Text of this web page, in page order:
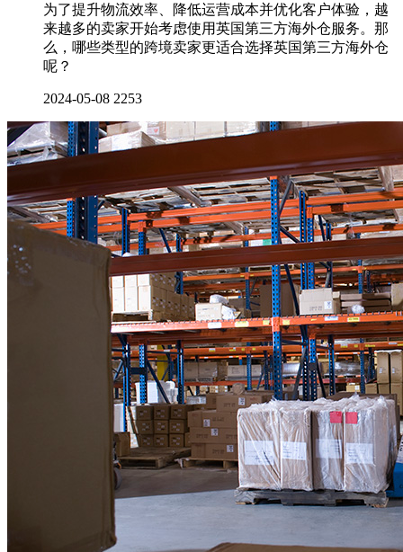
为了提升物流效率、降低运营成本并优化客户体验，越
来越多的卖家开始考虑使用英国第三方海外仓服务。那
么，哪些类型的跨境卖家更适合选择英国第三方海外仓
呢？
2024-05-08 2253